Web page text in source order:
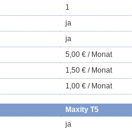
1
ja
ja
5,00 € / Monat
1,50 € / Monat
1,00 € / Monat
Maxity T5
ja